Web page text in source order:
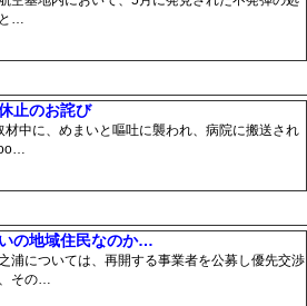
…
止のお詫び
材中に、めまいと嘔吐に襲われ、病院に搬送され
の地域住民なのか…
浦については、再開する事業者を公募し優先交渉
その…